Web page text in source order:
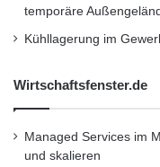
temporäre
Kühllagerung im
Wirtschaftsfenster.de
Managed Services im
und skalieren